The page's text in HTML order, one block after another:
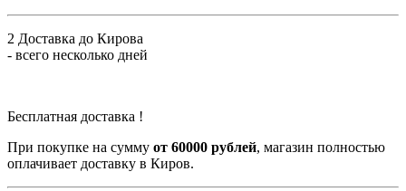
2 Доставка до Кирова
- всего несколько дней
Бесплатная доставка !
При покупке на сумму от 60000 рублей, магазин полностью
оплачивает доставку в Киров.